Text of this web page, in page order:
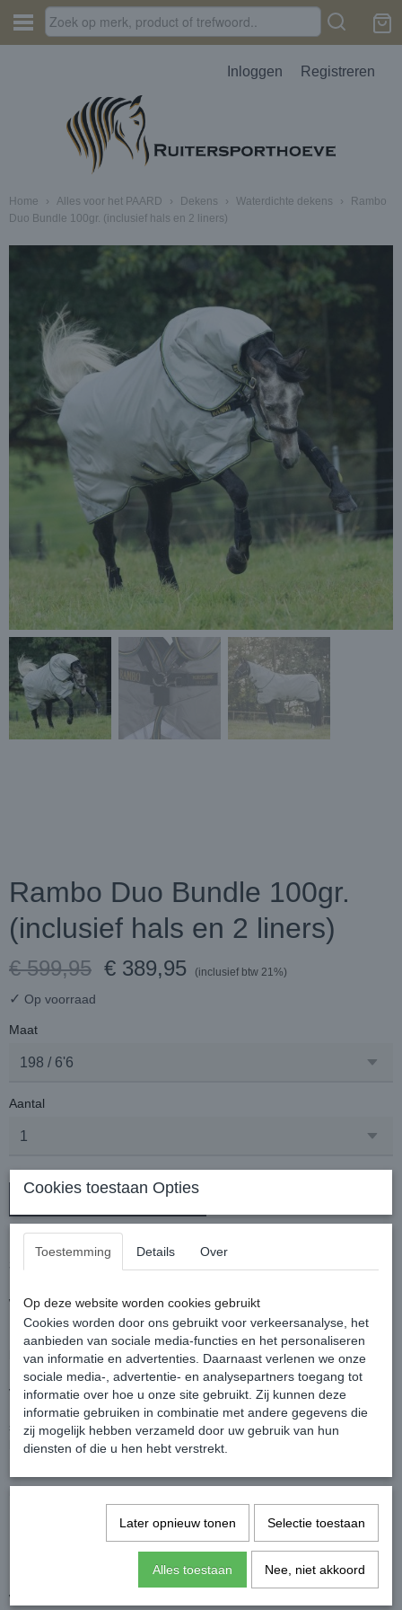
Inloggen Registreren
Home › Alles voor het PAARD › Dekens › Waterdichte dekens ›
Rambo
Duo Bundle 100gr. (inclusief hals en 2 liners)
Rambo Duo Bundle 100gr.
(inclusief hals en 2 liners)
€ 599,95 € 389,95 (inclusief btw 21%)
✓ Op voorraad
Maat
Aantal
De Rambo Duo in een complete set met een 100 gram liner en een
warmer gemaakt worden met de bijgeleverde liners.
De onderdeken (liner) is heel gemakkelijk aan de outdoordeken te
bevestigen, zodat je ten alle tijden de warmte zelf kunt bepalen.
De deken is voorzien van een afneembare hals met 100 gram
vulling.
Door de speciaal ontwikkelde "leg arches"en V-front sluitsysteem
sluit de deken mooi om het paard heen en geeft meer
bewegingsvrijheid vanuit de schouder.
1000 Denier Ballistic Nylon buitenkant
Buitendeken met 100 grams vulling
Inclusief afneembaar halsdeel met 100 gram vulling
Waterdicht, ademend en vuilafstotend
Cookies toestaan Opties
Toestemming Details Over
Op deze website worden cookies gebruikt
Cookies worden door ons gebruikt voor verkeersanalyse, het
aanbieden van sociale media-functies en het personaliseren
van informatie en advertenties. Daarnaast verlenen we onze
sociale media-, advertentie- en analysepartners toegang tot
informatie over hoe u onze site gebruikt. Zij kunnen deze
informatie gebruiken in combinatie met andere gegevens die
zij mogelijk hebben verzameld door uw gebruik van hun
diensten of die u hen hebt verstrekt.
Later opnieuw tonen Selectie toestaan
Alles toestaan Nee, niet akkoord